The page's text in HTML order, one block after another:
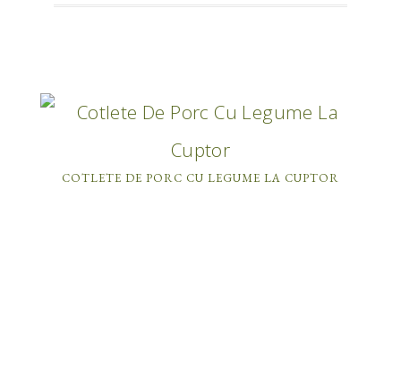
COTLETE DE PORC CU LEGUME LA CUPTOR